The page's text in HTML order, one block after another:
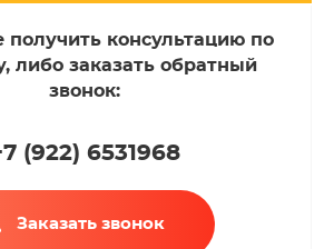
консультацию по
либо заказать обратный
звонок:
(922) 6531968
Заказать звонок